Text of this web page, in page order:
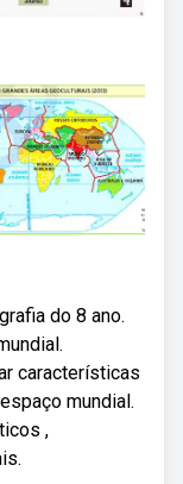
do 8 ano.
características
mundial.
,